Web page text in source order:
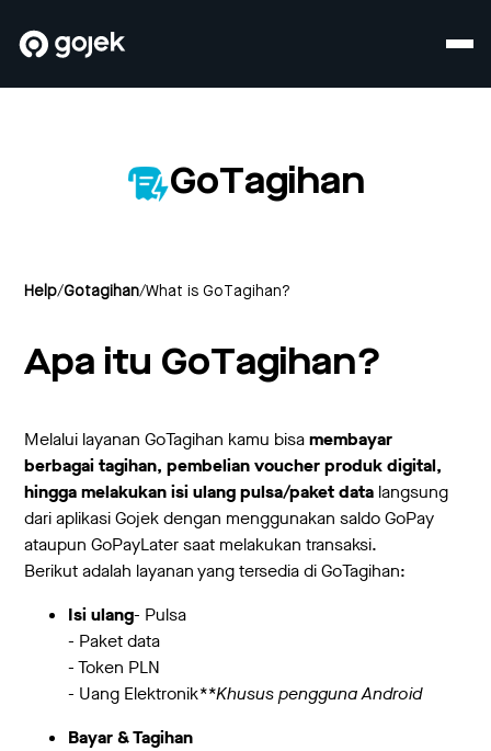
GoTagihan
Help/Gotagihan/What is GoTagihan?
Apa itu GoTagihan?
Melalui layanan GoTagihan kamu bisamembayar
berbagai tagihan, pembelian voucher produk digital,
hingga melakukan isi ulang pulsa/paket data langsung
dari aplikasi Gojek dengan menggunakan saldo GoPay
ataupun GoPayLater saat melakukan transaksi.
Berikut adalah layanan yang tersedia di GoTagihan:
Isi ulang- Pulsa
- Paket data
- Token PLN
- Uang Elektronik**Khusus pengguna Android
Bayar & Tagihan